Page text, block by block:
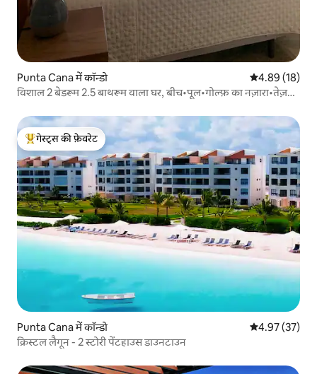
Punta Cana में कॉन्डो औसत रेटिंग 5 में
4.89 (18)
विशाल 2 बेडरूम 2.5 बाथरूम वाला घर, बीच•पूल•गोल्फ़ का नज़ारा•तेज़
गेस्ट्स का टॉप फ़ेवरेट
गेस्ट्स की फ़ेवरेट
Punta Cana में कॉन्डो औसत रेटिंग 5 में
4.97 (37)
क्रिस्टल लैगून - 2 स्टोरी पेंटहाउस डाउनटाउन